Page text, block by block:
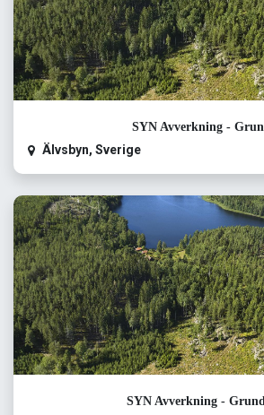
SYN Avverkning -
Älvsbyn, Sverige
SYN Avverkning -